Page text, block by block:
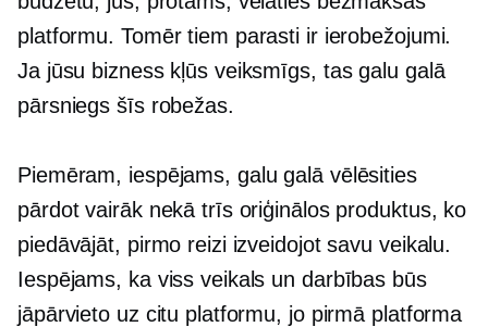
platformu. Tomēr tiem parasti ir ierobežojumi.
Ja jūsu bizness kļūs veiksmīgs, tas galu galā
pārsniegs šīs robežas.
Piemēram, iespējams, galu galā vēlēsities
pārdot vairāk nekā trīs oriģinālos produktus, ko
piedāvājāt, pirmo reizi izveidojot savu veikalu.
Iespējams, ka viss veikals un darbības būs
jāpārvieto uz citu platformu, jo pirmā platforma